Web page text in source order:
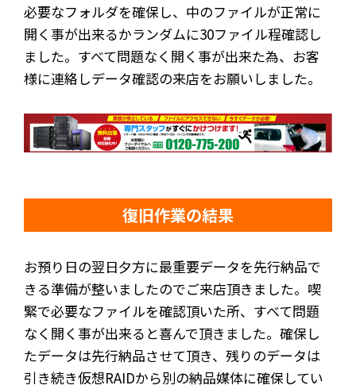
必要なフォルダを確保し、中のファイルが正常に
開く事が出来るかランダムに30ファイル程確認し
ました。すべて問題なく開く事が出来た為、お客
様に連絡しデータ確認の来店をお願いしました。
復旧作業の結果
お預り日の翌日夕方に最重要データを先行納品で
きる準備が整いましたのでご来店頂きました。喫
緊で必要なファイルを確認頂いた所、すべて問題
なく開く事が出来ると喜んで頂きました。確保し
たデータは先行納品させて頂き、残りのデータは
引き続き仮想RAIDから別の納品媒体に確保してい